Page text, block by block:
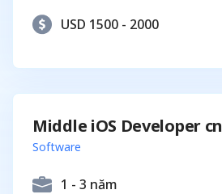
USD 1500 - 2000
Middle iOS Developer cn
Software
1 - 3 năm